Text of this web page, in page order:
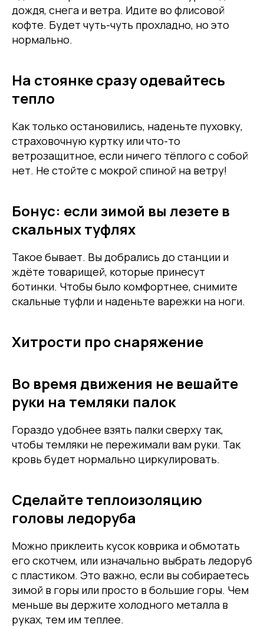
дождя, снега и ветра. Идите во флисовой
кофте. Будет чуть-чуть прохладно, но это
нормально.
На стоянке сразу одевайтесь
тепло
Как только остановились, наденьте пуховку,
страховочную куртку или что-то
ветрозащитное, если ничего тёплого с собой
нет. Не стойте с мокрой спиной на ветру!
Бонус: если зимой вы лезете в
скальных туфлях
Такое бывает. Вы добрались до станции и
ждёте товарищей, которые принесут
ботинки. Чтобы было комфортнее, снимите
скальные туфли и наденьте варежки на ноги.
Хитрости про снаряжение
Во время движения не вешайте
руки на темляки палок
Гораздо удобнее взять палки сверху так,
чтобы темляки не пережимали вам руки. Так
кровь будет нормально циркулировать.
Сделайте теплоизоляцию
головы ледоруба
Можно приклеить кусок коврика и обмотать
его скотчем, или изначально выбрать ледоруб
с пластиком. Это важно, если вы собираетесь
зимой в горы или просто в большие горы. Чем
меньше вы держите холодного металла в
руках, тем им теплее.